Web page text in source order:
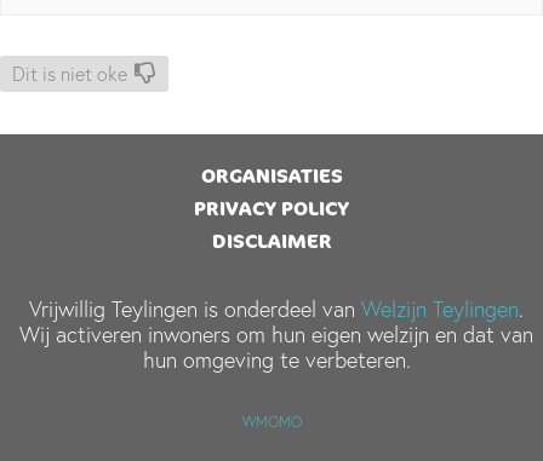
Dit is niet oke
ORGANISATIES
PRIVACY POLICY
DISCLAIMER
Vrijwillig Teylingen is onderdeel vanWelzijn Teylingen.
Wij activeren inwoners om hun eigen welzijn en dat van
hun omgeving te verbeteren.
WMOMO